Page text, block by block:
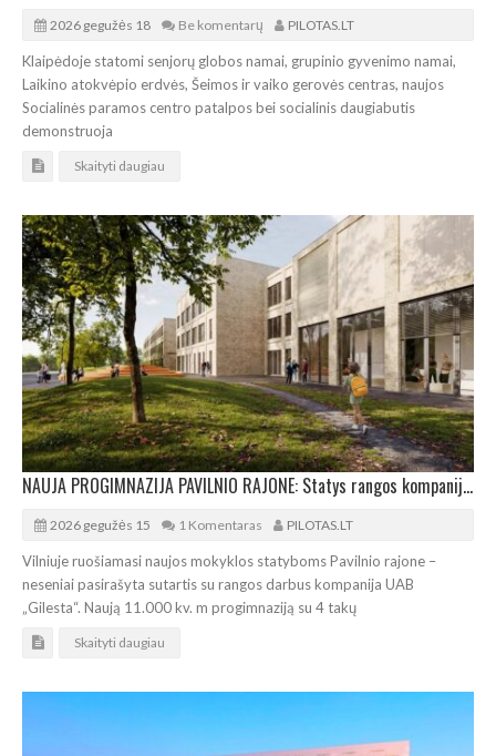
2026 gegužės 18 Be komentarų PILOTAS.LT
Klaipėdoje statomi senjorų globos namai, grupinio gyvenimo namai,
Laikino atokvėpio erdvės, Šeimos ir vaiko gerovės centras, naujos
Socialinės paramos centro patalpos bei socialinis daugiabutis
demonstruoja
Skaityti daugiau
NAUJA PROGIMNAZIJA PAVILNIO RAJONE: Statys rangos kompanija „Gilesta“
2026 gegužės 15 1 Komentaras PILOTAS.LT
Vilniuje ruošiamasi naujos mokyklos statyboms Pavilnio rajone –
neseniai pasirašyta sutartis su rangos darbus kompanija UAB
„Gilesta“. Naują 11.000 kv. m progimnaziją su 4 takų
Skaityti daugiau